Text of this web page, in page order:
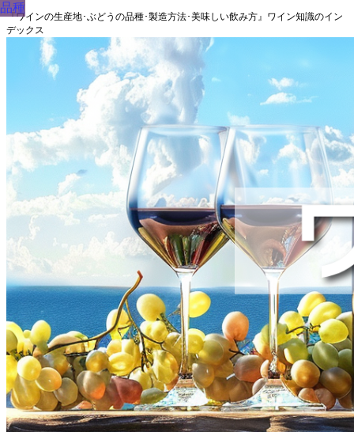
『ワインの生産地･ぶどうの品種･製造方法･美味しい飲み方』ワイン知識のイン
デックス
品種